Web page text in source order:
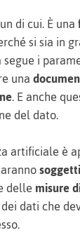
di cui. È una
si sia in
i
una
. E anche
del dato.
artificiale è
dellemisure
dati che